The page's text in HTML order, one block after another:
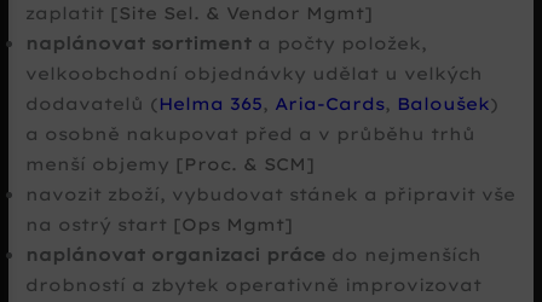
zaplatit [Site Sel. & Vendor Mgmt]
naplánovat sortiment a počty položek,
velkoobchodní objednávky udělat u velkých
dodavatelů ( Helma 365, Aria-Cards, Baloušek)
a osobně nakupovat před a v průběhu trhů
menší objemy [Proc. & SCM]
navozit zboží, vybudovat stánek a připravit vše
na ostrý start [Ops Mgmt]
naplánovat organizaci práce do nejmenších
drobností a zbytek operativně improvizovat